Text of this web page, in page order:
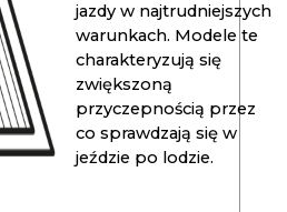
jazdy w najtrudniejszych
warunkach. Modele te
charakteryzują się
zwiększoną
przyczepnością przez
co sprawdzają się w
jeździe po lodzie.